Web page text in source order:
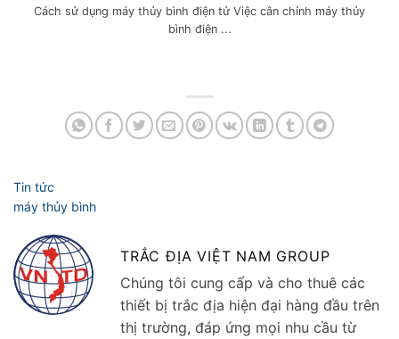
Cách sử dụng máy thủy bình điện tử Việc cân chỉnh máy thủy
bình điện ...
TRẮC ĐỊA VIỆT NAM GROUP
Chúng tôi cung cấp và cho thuê các
thiết bị trắc địa hiện đại hàng đầu trên
thị trường, đáp ứng mọi nhu cầu từ